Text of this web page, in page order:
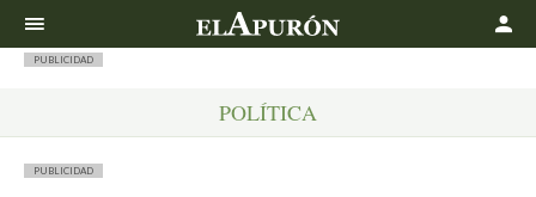
PUBLICIDAD
POLÍTICA
PUBLICIDAD